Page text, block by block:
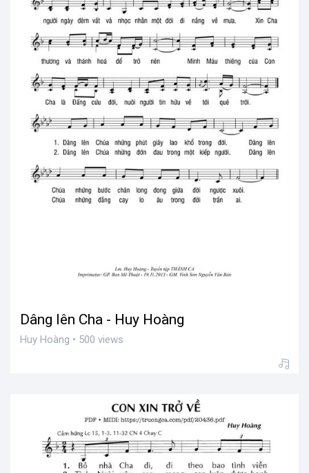
Dâng lên Cha - Huy Hoàng
Huy Hoàng • 500 views